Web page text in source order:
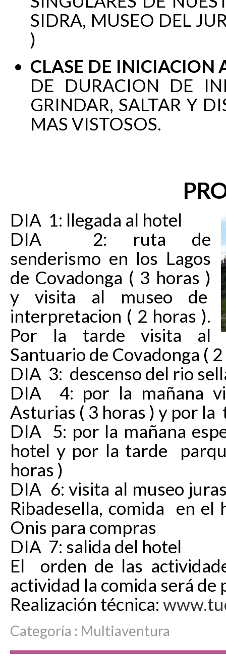
SIDRA, MUSEO DEL
)
CLASE DE INICIACION
DE DURACION DE
GRINDAR, SALTAR Y
MAS VISTOSOS.
DIA 1: llegada al hotel
DIA 2: ruta de
senderismo en los Lagos
de Covadonga ( 3 horas )
y visita al museo de
interpretacion ( 2 horas ).
Por la tarde visita al
Santuario de Covadonga (
DIA 3: descenso del rio
DIA 4: por la mañana
Asturias ( 3 horas ) y por la
DIA 5: por la mañana
hotel y por la tarde
horas )
DIA 6: visita al museo
Ribadesella, comida en
Onis para compras
DIA 7: salida del hotel
El orden de las
actividad la comida será de
Realización técnica:
Categoría : Multiaventura